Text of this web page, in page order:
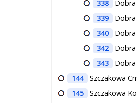
338
339
Dobra
340
342
Dobra
343
144
Szczakowa
145
Szczakowa